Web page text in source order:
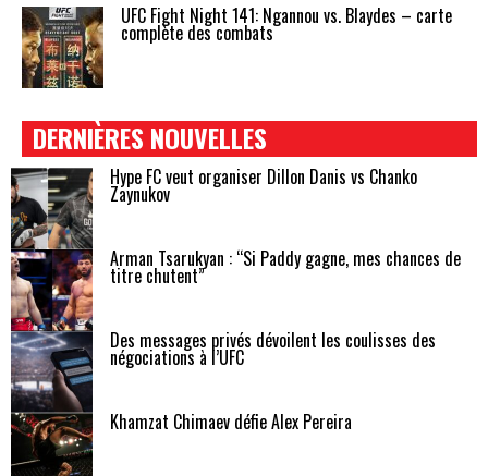
UFC Fight Night 141: Ngannou vs. Blaydes – carte
complète des combats
DERNIÈRES NOUVELLES
Hype FC veut organiser Dillon Danis vs Chanko
Zaynukov
Arman Tsarukyan : “Si Paddy gagne, mes chances de
titre chutent”
Des messages privés dévoilent les coulisses des
négociations à l’UFC
Khamzat Chimaev défie Alex Pereira